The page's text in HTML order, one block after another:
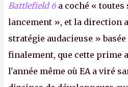
Battlefield 6 a coché « toutes
lancement », et la direction
stratégie audacieuse »
finalement, que cette prime
l'année même où EA a viré